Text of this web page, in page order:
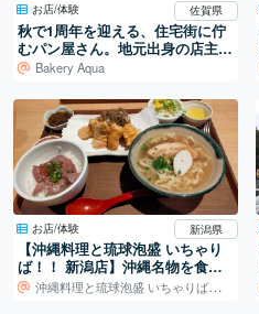
お店/体験 佐賀県
秋で1周年を迎える、住宅街に佇
むパン屋さん。地元出身の店主さ
んが描く“地域密着性”を実現。
Bakery Aqua
お店/体験 新潟県
【沖縄料理と琉球泡盛 いちゃり
ば！！ 新潟店】沖縄名物を食べ
尽くす！
沖縄料理と琉球泡盛 いちゃりば！！ 新潟店